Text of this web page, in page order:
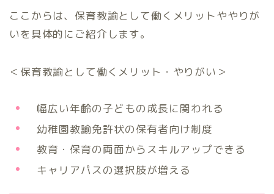
ここからは、保育教諭として働くメリットややりが
いを具体的にご紹介します。
＜保育教諭として働くメリット・やりがい＞
幅広い年齢の子どもの成長に関われる
幼稚園教諭免許状の保有者向け制度
教育・保育の両面からスキルアップできる
キャリアパスの選択肢が増える